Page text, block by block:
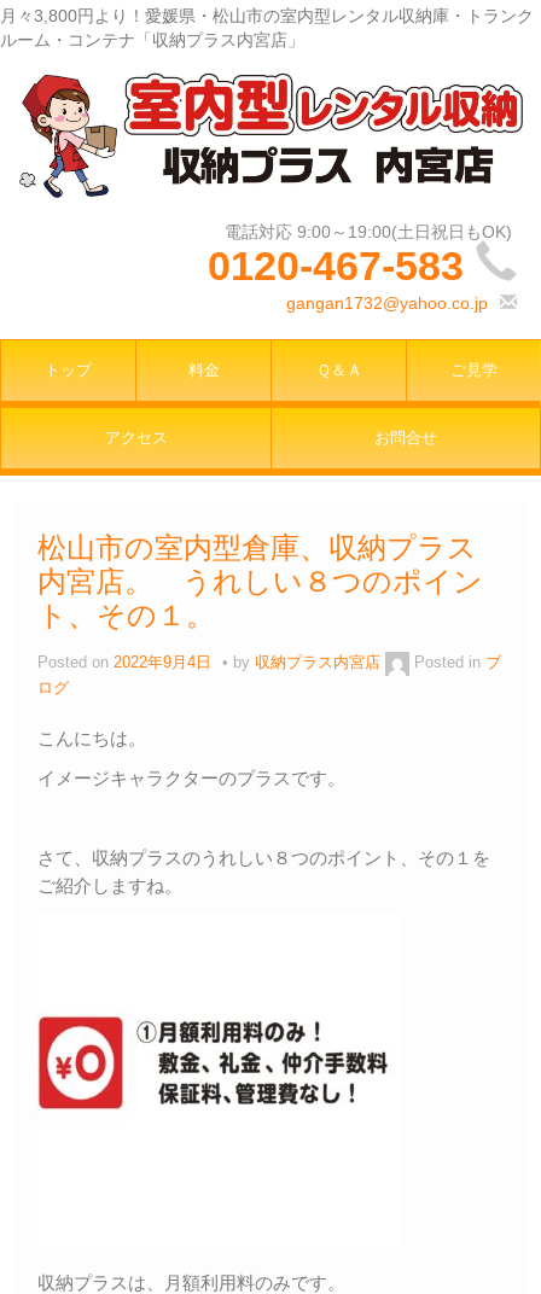
月々3,800円より！愛媛県・松山市の室内型レンタル収納庫・トランク
ルーム・コンテナ「収納プラス内宮店」
0120-467-583
gangan1732@yahoo.co.jp
トップ 料金 Ｑ＆Ａ ご見学
アクセス お問合せ
松山市の室内型倉庫、収納プラス
内宮店。 うれしい８つのポイン
ト、その１。
Posted on 2022年9月4日 by 収納プラス内宮店 Posted in ブ
ログ
こんにちは。
イメージキャラクターのプラスです。
さて、収納プラスのうれしい８つのポイント、その１を
ご紹介しますね。
収納プラスは、月額利用料のみです。